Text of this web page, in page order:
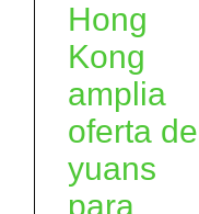
Hong
Kong
amplia
oferta de
yuans
para